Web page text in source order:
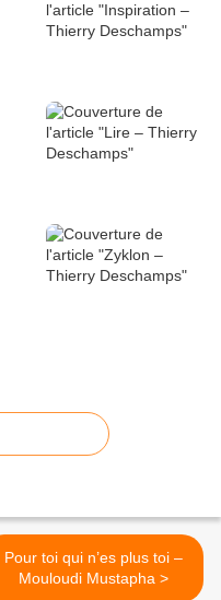
Pour toi qui n’es plus toi –
Mouloudi Mustapha >